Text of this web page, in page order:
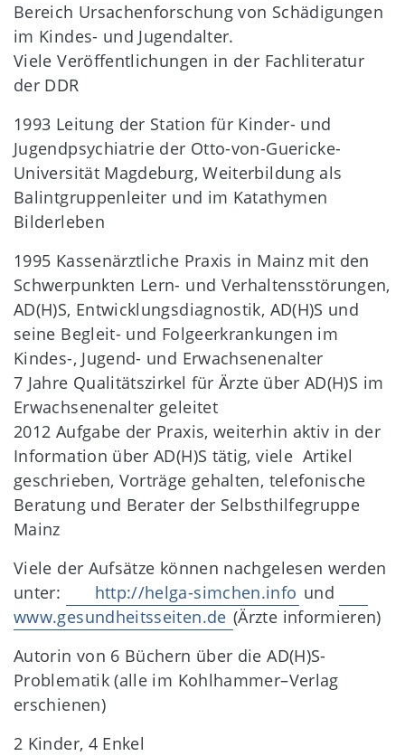
Bereich Ursachenforschung von Schädigungen
im Kindes- und Jugendalter.
Viele Veröffentlichungen in der Fachliteratur
der DDR
1993 Leitung der Station für Kinder- und
Jugendpsychiatrie der Otto-von-Guericke-
Universität Magdeburg, Weiterbildung als
Balintgruppenleiter und im Katathymen
Bilderleben
1995 Kassenärztliche Praxis in Mainz mit den
Schwerpunkten Lern- und Verhaltensstörungen,
AD(H)S, Entwicklungsdiagnostik, AD(H)S und
seine Begleit- und Folgeerkrankungen im
Kindes-, Jugend- und Erwachsenenalter
7 Jahre Qualitätszirkel für Ärzte über AD(H)S im
Erwachsenenalter geleitet
2012 Aufgabe der Praxis, weiterhin aktiv in der
Information über AD(H)S tätig, viele Artikel
geschrieben, Vorträge gehalten, telefonische
Beratung und Berater der Selbsthilfegruppe
Mainz
Viele der Aufsätze können nachgelesen werden
unter:
http://helga-simchen.info und
www.gesundheitsseiten.de (Ärzte informieren)
Autorin von 6 Büchern über die AD(H)S-
Problematik (alle im Kohlhammer–Verlag
erschienen)
2 Kinder, 4 Enkel